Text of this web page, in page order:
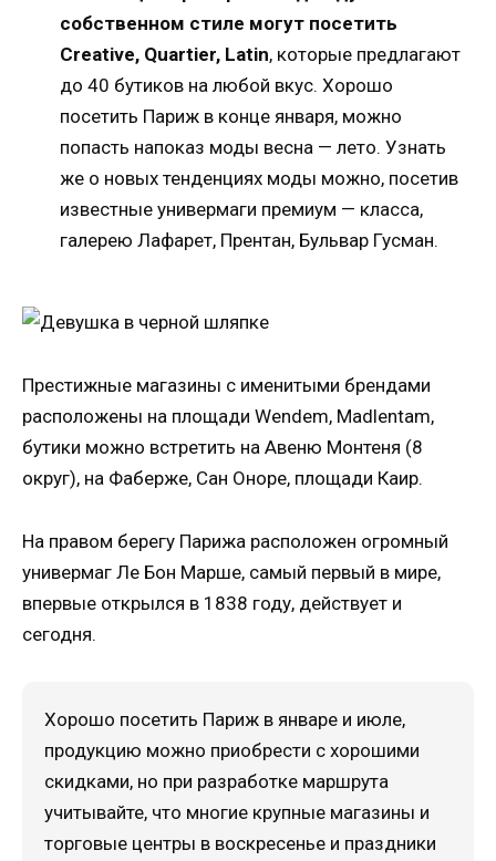
собственном стиле могут посетить
Creative, Quartier, Latin, которые предлагают
до 40 бутиков на любой вкус. Хорошо
посетить Париж в конце января, можно
попасть напоказ моды весна — лето. Узнать
же о новых тенденциях моды можно, посетив
известные универмаги премиум — класса,
галерею Лафарет, Прентан, Бульвар Гусман.
Престижные магазины с именитыми брендами
расположены на площади Wendem, Madlentam,
бутики можно встретить на Авеню Монтеня (8
округ), на Фаберже, Сан Оноре, площади Каир.
На правом берегу Парижа расположен огромный
универмаг Ле Бон Марше, самый первый в мире,
впервые открылся в 1838 году, действует и
сегодня.
Хорошо посетить Париж в январе и июле,
продукцию можно приобрести с хорошими
скидками, но при разработке маршрута
учитывайте, что многие крупные магазины и
торговые центры в воскресенье и праздники